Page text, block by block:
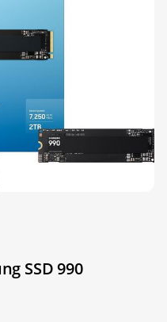
SSD 990